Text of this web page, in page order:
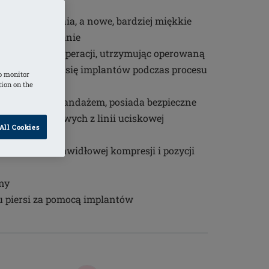
podrażnienia, a nowe, bardziej miękkie
dopasowanie
wyników operacji, utrzymując operowaną
przesuwaniu się implantów podczas procesu
lub bandażem, posiada bezpieczne
uciskowych z linii uciskowej
uzyskania prawidłowej kompresji i pozycji
za pomocą implantów
monitor
on the
Cookies